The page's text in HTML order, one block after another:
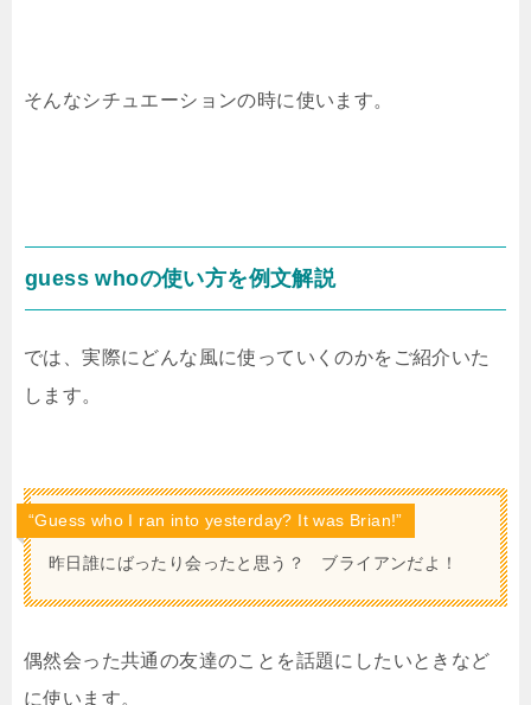
そんなシチュエーションの時に使います。
guess whoの使い方を例文解説
では、実際にどんな風に使っていくのかをご紹介いた
します。
“Guess who I ran into yesterday? It was Brian!”
昨日誰にばったり会ったと思う？ ブライアンだよ！
偶然会った共通の友達のことを話題にしたいときなど
に使います。